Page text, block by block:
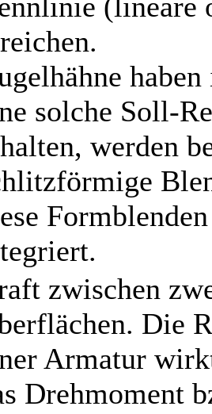
solche Soll-
werden
zwischen
Die
Armatur
Drehmoment